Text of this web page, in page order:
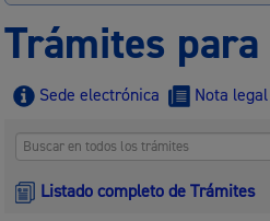
Trámites
Sede electrónica Nota legal
Listado completo de Trámites